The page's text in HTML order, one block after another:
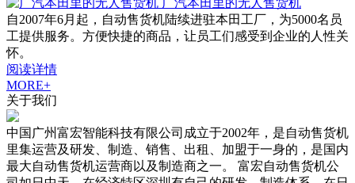
广汽本田里的无人售货机
自2007年6月起，自动售货机陆续进驻本田工厂，为5000名员
工提供服务。方便快捷的商品，让员工们感受到企业的人性关
怀。
阅读详情
MORE+
关于我们
中国广州富宏智能科技有限公司成立于2002年，是自动售货机
里集运营及研发、制造、销售、出租、加盟于一身的，是国内
最大自动售货机运营商以及制造商之一。 富宏自动售货机公